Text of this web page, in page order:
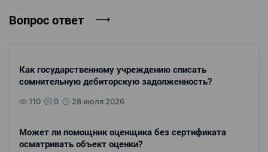
Вопрос ответ
Как государственному учреждению списать
сомнительную дебиторскую задолженность?
110 0 28 июля 2026
Может ли помощник оценщика без сертификата
осматривать объект оценки?